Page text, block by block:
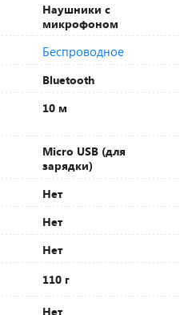
Наушники с
микрофоном
Беспроводное
Bluetooth
10 м
Micro USB (для
зарядки)
Нет
Нет
Нет
110 г
Нет